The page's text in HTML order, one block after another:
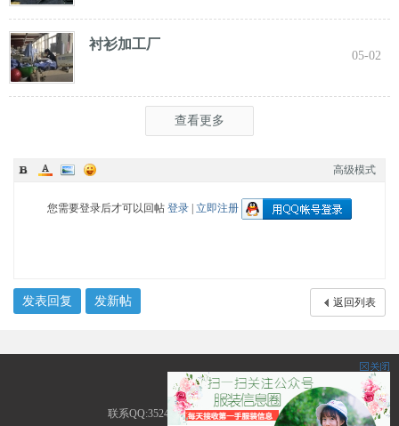
衬衫加工厂
05-02
查看更多
高级模式
您需要登录后才可以回帖 登录 立即注册
发表回复 发新帖 返回列表
服装圈
联系QQ:3524226535 地址:广东省广州市